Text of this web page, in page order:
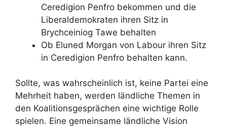
Ceredigion Penfro bekommen und die
Liberaldemokraten ihren Sitz in
Brychceiniog Tawe behalten
Ob Eluned Morgan von Labour ihren Sitz
in Ceredigion Penfro behalten kann.
Sollte, was wahrscheinlich ist, keine Partei eine
Mehrheit haben, werden ländliche Themen in
den Koalitionsgesprächen eine wichtige Rolle
spielen. Eine gemeinsame ländliche Vision